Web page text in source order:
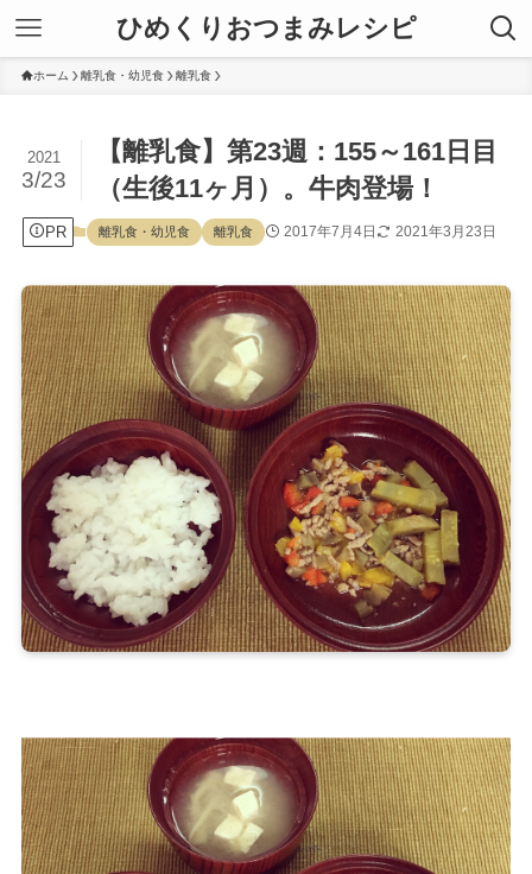
ひめくりおつまみレシピ
ホーム 離乳食・幼児食 離乳食
【離乳食】第23週：155～161日目
（生後11ヶ月）。牛肉登場！
2021
3/23
PR 離乳食・幼児食 離乳食 2017年7月4日 2021年3月23日